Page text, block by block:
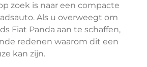
zoek is naar een compacte
Als u overweegt om
Fiat Panda aan te schaffen,
redenen waarom dit een
kan zijn.